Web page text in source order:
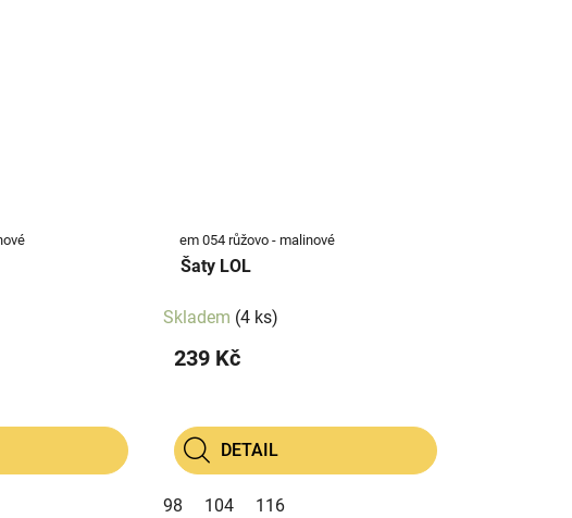
em 054 růžovo - malinové
Šaty LOL
Skladem (4 ks)
239 Kč
DETAIL
98 104 116